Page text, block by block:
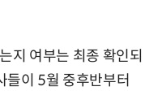
지 여부는 최종 확인되
들이 5월 중후반부터